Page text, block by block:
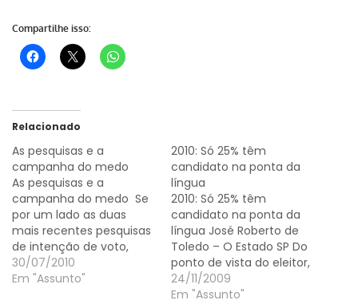
Compartilhe isso:
Relacionado
As pesquisas e a
campanha do medo
As pesquisas e a
campanha do medo Se
por um lado as duas
mais recentes pesquisas
de intenção de voto,
ambas divulgadas na
última semana,
30/07/2010
Em "Assunto"
2010: Só 25% têm
candidato na ponta da
língua
2010: Só 25% têm
candidato na ponta da
língua José Roberto de
Toledo – O Estado SP Do
ponto de vista do eleitor,
a corrida presidencial
não começou para valer.
24/11/2009
Em "Assunto"